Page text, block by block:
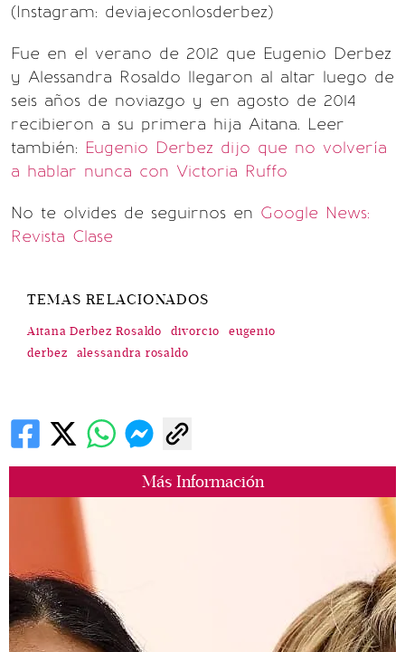
Más Información
(Instagram: deviajeconlosderbez)
Fue en el verano de 2012 que Eugenio Derbez
y Alessandra Rosaldo llegaron al altar luego de
seis años de noviazgo y en agosto de 2014
recibieron a su primera hija Aitana. Leer
también: Eugenio Derbez dijo que no volvería
a hablar nunca con Victoria Ruffo
No te olvides de seguirnos en Google News:
Revista Clase
TEMAS RELACIONADOS
Aitana Derbez Rosaldo divorcio
eugenio
derbez
alessandra rosaldo